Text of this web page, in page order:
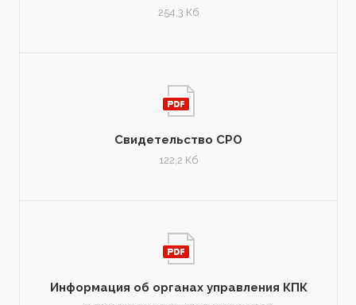
254,3 Кб
Свидетельство СРО
122,2 Кб
Информация об органах управления КПК